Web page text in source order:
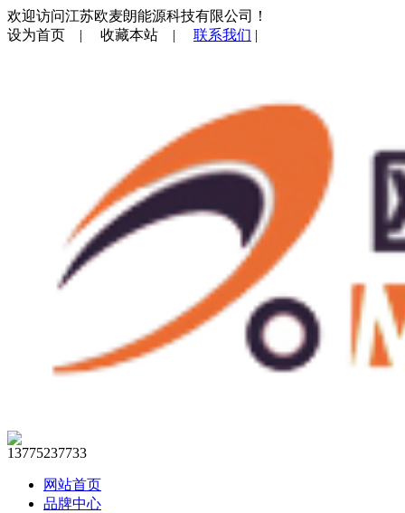
欢迎访问江苏欧麦朗能源科技有限公司！
设为首页 | 收藏本站 | 联系我们 |
13775237733
网站首页
品牌中心